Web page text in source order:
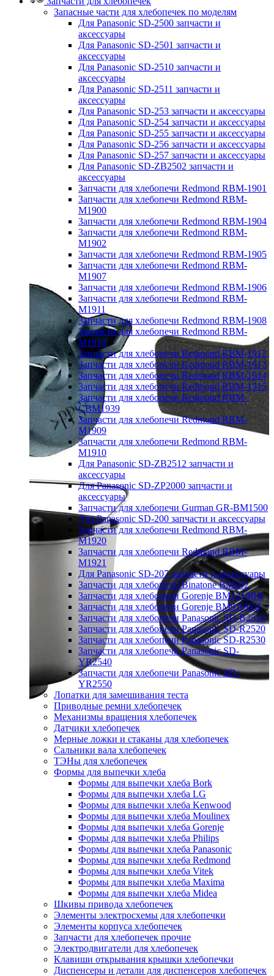
Запасные части для хлебопечек по моделям
Для Panasonic SD-2500 запчасти и
аксессуары
Для Panasonic SD-2501 запчасти и
аксессуары
Для Panasonic SD-2510 запчасти и
аксессуары
Для Panasonic SD-2511 запчасти и
аксессуары
Для Panasonic SD-253 запчасти и аксессуары
Для Panasonic SD-254 запчасти и аксессуары
Для Panasonic SD-255 запчасти и аксессуары
Для Panasonic SD-256 запчасти и аксессуары
Для Panasonic SD-257 запчасти и аксессуары
Для Panasonic SD-ZB2502 запчасти и
аксессуары
Запчасти для хлебопечи Redmond RBM-1901
Запчасти для хлебопечи Redmond RBM-
M1900
Запчасти для хлебопечи Redmond RBM-1904
Запчасти для хлебопечи Redmond RBM-
M1902
Запчасти для хлебопечи Redmond RBM-1905
Запчасти для хлебопечи Redmond RBM-
M1907
Запчасти для хлебопечи Redmond RBM-1906
Запчасти для хлебопечи Redmond RBM-
M1911
Запчасти для хлебопечи Redmond RBM-1908
Запчасти для хлебопечи Redmond RBM-
M1919
Запчасти для хлебопечи Redmond RBM-1912
Запчасти для хлебопечи Redmond RBM-1913
Запчасти для хлебопечи Redmond RBM-1914
Запчасти для хлебопечи Redmond RBM-1915
Запчасти для хлебопечи Redmond RBM-
CBM1939
Запчасти для хлебопечи Redmond RBM-
M1909
Запчасти для хлебопечи Redmond RBM-
M1910
Для Panasonic SD-ZB2512 запчасти и
аксессуары
Для Panasonic SD-ZP2000 запчасти и
аксессуары
Запчасти для хлебопечи Gurman GR-BM1500
Для Panasonic SD-200 запчасти и аксессуары
Запчасти для хлебопечи Redmond RBM-
M1920
Запчасти для хлебопечи Redmond RBM-
M1921
Для Panasonic SD-207 запчасти и аксессуары
Запчасти для хлебопечи Binatone BM202
Запчасти для хлебопечи Gorenje BM1210BK
Запчасти для хлебопечи Gorenje BM910WII
Запчасти для хлебопечи Panasonic SD-B2510
Запчасти для хлебопечи Panasonic SD-R2520
Запчасти для хлебопечи Panasonic SD-R2530
Запчасти для хлебопечи Panasonic SD-
YR2540
Запчасти для хлебопечи Panasonic SD-
YR2550
Лопатки для замешивания теста
Приводные ремни хлебопечек
Механизмы вращения хлебопечек
Датчики хлебопечек
Мерные ложки и стаканы для хлебопечек
Сальники вала хлебопечек
ТЭНы для хлебопечек
Формы для выпечки хлеба
Формы для выпечки хлеба Bork
Формы для выпечки хлеба LG
Формы для выпечки хлеба Kenwood
Формы для выпечки хлеба Moulinex
Формы для выпечки хлеба Gorenje
Формы для выпечки хлеба Philips
Формы для выпечки хлеба Panasonic
Формы для выпечки хлеба Redmond
Формы для выпечки хлеба Vitek
Формы для выпечки хлеба Maxima
Формы для выпечки хлеба Midea
Шкивы привода хлебопечек
Элементы электросхемы для хлебопечки
Элементы корпуса хлебопечек
Запчасти для хлебопечек прочие
Электродвигатели для хлебопечек
Клавиши открывания крышки хлебопечки
Диспенсеры и детали для диспенсеров хлебопечек